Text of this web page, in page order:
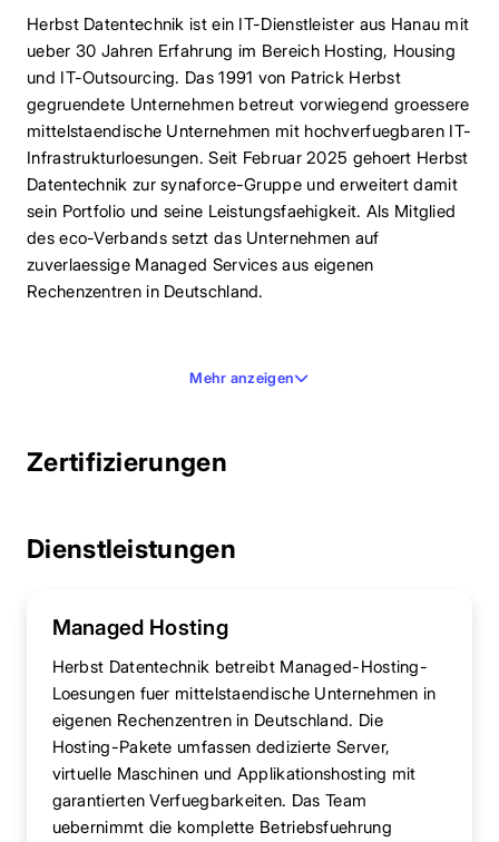
Herbst Datentechnik ist ein IT-Dienstleister aus Hanau mit
ueber 30 Jahren Erfahrung im Bereich Hosting, Housing
und IT-Outsourcing. Das 1991 von Patrick Herbst
gegruendete Unternehmen betreut vorwiegend groessere
mittelstaendische Unternehmen mit hochverfuegbaren IT-
Infrastrukturloesungen. Seit Februar 2025 gehoert Herbst
Datentechnik zur synaforce-Gruppe und erweitert damit
sein Portfolio und seine Leistungsfaehigkeit. Als Mitglied
des eco-Verbands setzt das Unternehmen auf
zuverlaessige Managed Services aus eigenen
Rechenzentren in Deutschland.
Mehr anzeigen
Zertifizierungen
Dienstleistungen
Managed Hosting
Herbst Datentechnik betreibt Managed-Hosting-
Loesungen fuer mittelstaendische Unternehmen in
eigenen Rechenzentren in Deutschland. Die
Hosting-Pakete umfassen dedizierte Server,
virtuelle Maschinen und Applikationshosting mit
garantierten Verfuegbarkeiten. Das Team
uebernimmt die komplette Betriebsfuehrung